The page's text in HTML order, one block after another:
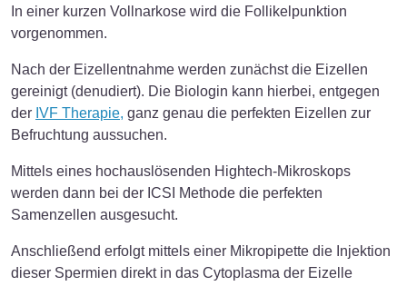
In einer kurzen Vollnarkose wird die Follikelpunktion
vorgenommen.
Nach der Eizellentnahme werden zunächst die Eizellen
gereinigt (denudiert). Die Biologin kann hierbei, entgegen
der IVF Therapie, ganz genau die perfekten Eizellen zur
Befruchtung aussuchen.
Mittels eines hochauslösenden Hightech-Mikroskops
werden dann bei der ICSI Methode die perfekten
Samenzellen ausgesucht.
Anschließend erfolgt mittels einer Mikropipette die Injektion
dieser Spermien direkt in das Cytoplasma der Eizelle